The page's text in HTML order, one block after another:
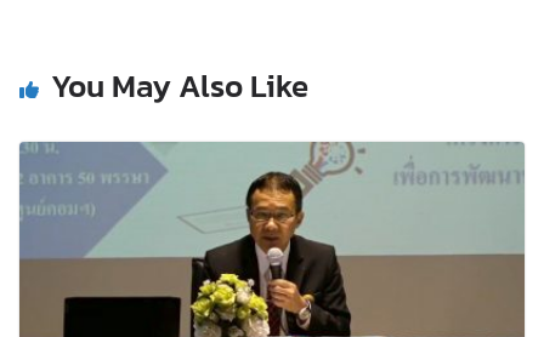
You May Also Like